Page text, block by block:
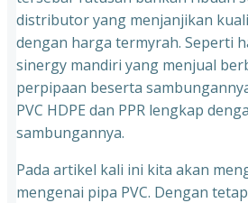
distributor yang menjanjikan
dengan harga termyrah. Seperti
sinergy mandiri yang menjual
perpipaan beserta
PVC HDPE dan PPR lengkap
sambungannya.
Pada artikel kali ini kita akan
mengenai pipa PVC. Dengan